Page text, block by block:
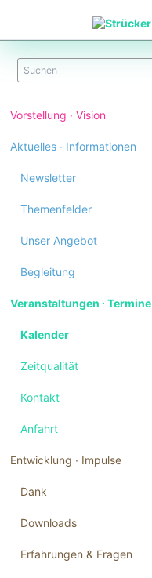
überspringen
Vorstellung ∙ Vision
Aktuelles ∙ Informationen
Newsletter
Themenfelder
Unser Angebot
Begleitung
Veranstaltungen ∙ Termine
Kalender
Zeitqualität
Kontakt
Anfahrt
Entwicklung ∙ Impulse
Dank
Downloads
Erfahrungen & Fragen